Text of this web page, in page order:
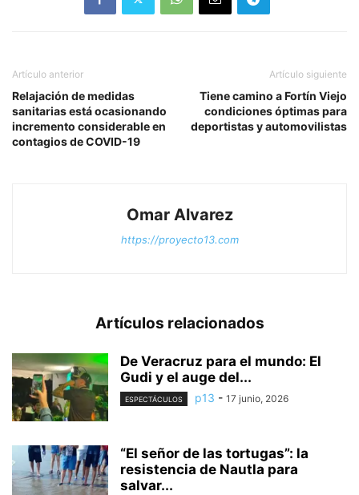
Artículo anterior
Relajación de medidas
sanitarias está ocasionando
incremento considerable en
contagios de COVID-19
Artículo siguiente
Tiene camino a Fortín Viejo
condiciones óptimas para
deportistas y automovilistas
Omar Alvarez
https://proyecto13.com
Artículos relacionados
De Veracruz para el mundo: El
Gudi y el auge del...
ESPECTÁCULOS p13 - 17 junio, 2026
“El señor de las tortugas”: la
resistencia de Nautla para
salvar...